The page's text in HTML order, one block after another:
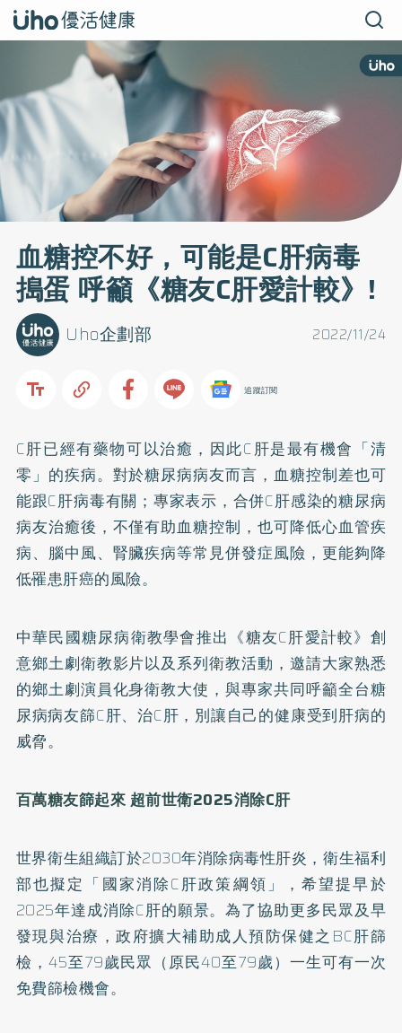
血糖控不好，可能是C肝病毒
搗蛋 呼籲《糖友C肝愛計較》!
2022/11/24
Uho企劃部
追蹤訂閱
C肝已經有藥物可以治癒，因此C肝是最有機會「清
零」的疾病。對於糖尿病病友而言，血糖控制差也可
能跟C肝病毒有關；專家表示，合併C肝感染的糖尿病
病友治癒後，不僅有助血糖控制，也可降低心血管疾
病、腦中風、腎臟疾病等常見併發症風險，更能夠降
低罹患肝癌的風險。
中華民國糖尿病衛教學會推出《糖友C肝愛計較》創
意鄉土劇衛教影片以及系列衛教活動，邀請大家熟悉
的鄉土劇演員化身衛教大使，與專家共同呼籲全台糖
尿病病友篩C肝、治C肝，別讓自己的健康受到肝病的
威脅。
百萬糖友篩起來 超前世衛2025消除C肝
世界衛生組織訂於2030年消除病毒性肝炎，衛生福利
部也擬定「國家消除C肝政策綱領」，希望提早於
2025年達成消除C肝的願景。為了協助更多民眾及早
發現與治療，政府擴大補助成人預防保健之BC肝篩
檢，45至79歲民眾（原民40至79歲）一生可有一次
免費篩檢機會。